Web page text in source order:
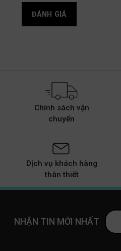
Chính sách vận
chuyển
Dịch vụ khách hàng
thân thiết
NHẬN TIN MỚI NHẤT